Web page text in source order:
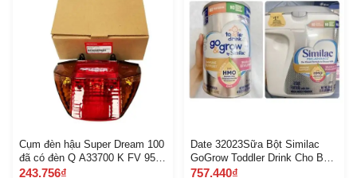
Cụm đèn hậu Super Dream 100
đã có đèn Q A33700 K FV 951
6 B 2 E
243.756₫
Date 32023Sữa Bột Similac
GoGrow Toddler Drink Cho Bé
Từ 1236 tháng 1.13 kg Mỹ và
757.440₫